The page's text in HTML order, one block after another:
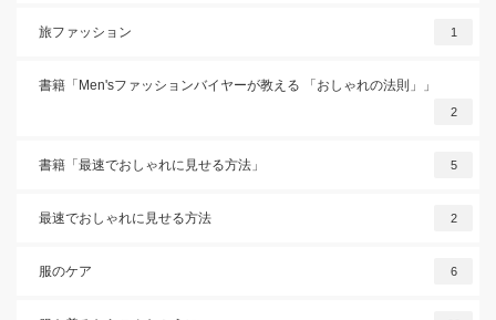
旅ファッション 1
書籍「Men'sファッションバイヤーが教える 「おしゃれの法則」」
2
書籍「最速でおしゃれに見せる方法」 5
最速でおしゃれに見せる方法 2
服のケア 6